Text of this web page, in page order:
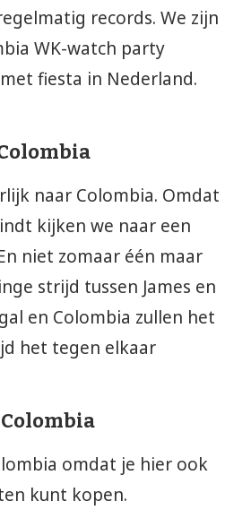
records. We zijn
WK-watch party
fiesta in Nederland.
naar Colombia. Omdat
kijken we naar een
niet zomaar één maar
strijd tussen James en
en Colombia zullen het
het tegen elkaar
omdat je hier ook
kunt kopen.